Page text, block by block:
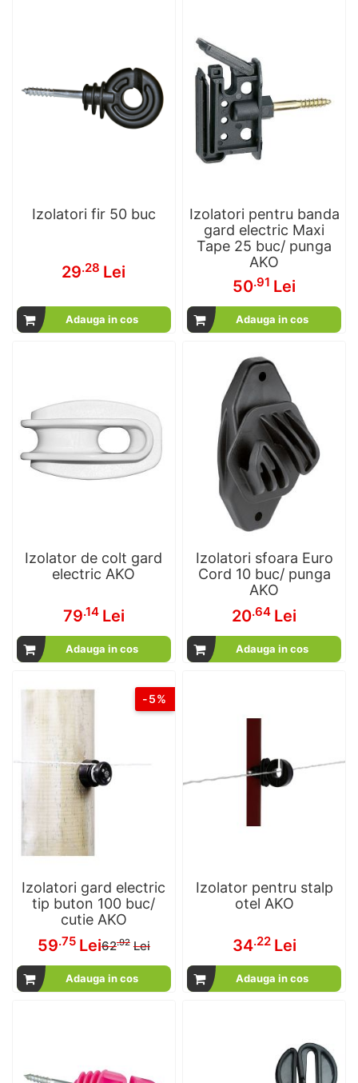
Izolatori fir 50 buc
29.28 Lei
Adauga in cos
Izolatori pentru banda
gard electric Maxi
Tape 25 buc/ punga
AKO
50.91 Lei
Adauga in cos
Izolator de colt gard
electric AKO
79.14 Lei
Adauga in cos
Izolatori sfoara Euro
Cord 10 buc/ punga
AKO
20.64 Lei
Adauga in cos
-5%
Izolatori gard electric
tip buton 100 buc/
cutie AKO
Pret
special
59.75 Lei62.92 Lei
Adauga in cos
Izolator pentru stalp
otel AKO
34.22 Lei
Adauga in cos